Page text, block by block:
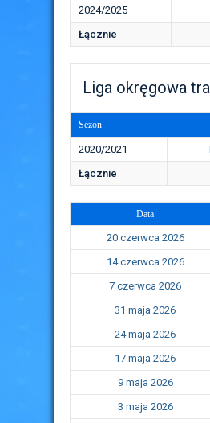
2024/2025
Łącznie
Liga okręgowa
Sezon
2020/2021
Łącznie
Data
20 czerwca 2026
14 czerwca 2026
7 czerwca 2026
31 maja 2026
24 maja 2026
17 maja 2026
9 maja 2026
3 maja 2026